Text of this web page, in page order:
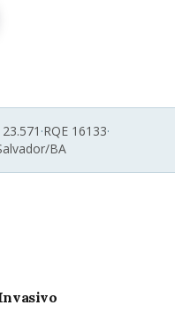
·RQE 16133·
BA